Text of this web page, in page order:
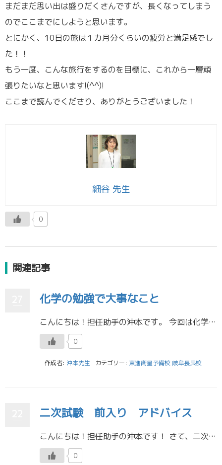
まだまだ思い出は盛りだくさんですが、長くなってしまう
のでここまでにしようと思います。
とにかく、10日の旅は１カ月分くらいの疲労と満足感でし
た！！
もう一度、こんな旅行をするのを目標に、これから一層頑
張りたいなと思います!(^^)!
ここまで読んでくださり、ありがとうございました！
細谷 先生
0
関連記事
化学の勉強で大事なこと
こんにちは！担任助手の沖本です。 今回は化学の勉強法について書きたいと思います。 いきなりですが、皆さんは1モルと言われてすぐにそれが説明できますか？ 1モルとは粒子が6.02×10^23個あるときの単位のようなもので、 […]
0
作成者: 沖本先生 カテゴリー: 東進衛星予備校 岐阜長良校
二次試験 前入り アドバイス
こんにちは！担任助手の沖本です！ さて、二次試験まで後4日となりましたね。 県外の大学を受験する受験生の中には、前入りをする受験生も多いと思うので、今回はそのような受験生に向けて少しアドバイスをしたいと思います。 まず、 […]
0